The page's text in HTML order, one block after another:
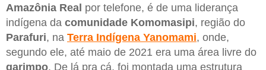
Amazônia Real por telefone, é de uma liderança
indígena da comunidade Komomasipi, região do
Parafuri, na Terra Indígena Yanomami, onde,
segundo ele, até maio de 2021 era uma área livre do
garimpo. De lá pra cá, foi montada uma estrutura